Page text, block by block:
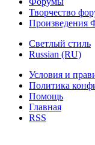
Творчество
Произведения
Светлый стиль
Russian (RU)
Условия и
Политика
Помощь
Главная
RSS